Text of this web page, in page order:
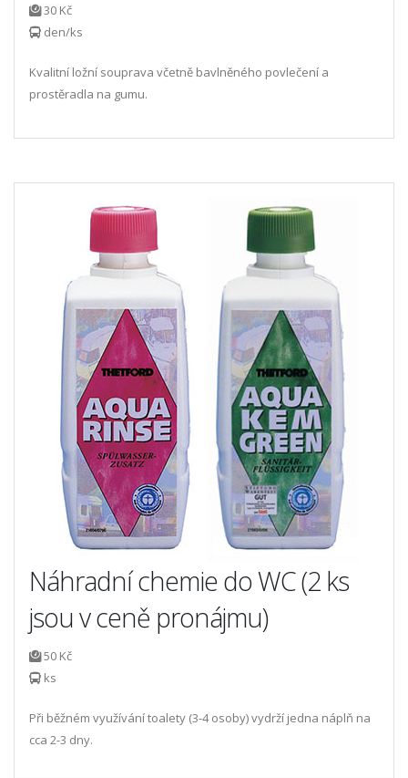
30 Kč
den/ks
Kvalitní ložní souprava včetně bavlněného povlečení a
prostěradla na gumu.
Náhradní chemie do WC (2 ks
jsou v ceně pronájmu)
50 Kč
ks
Při běžném využívání toalety (3-4 osoby) vydrží jedna náplň na
cca 2-3 dny.